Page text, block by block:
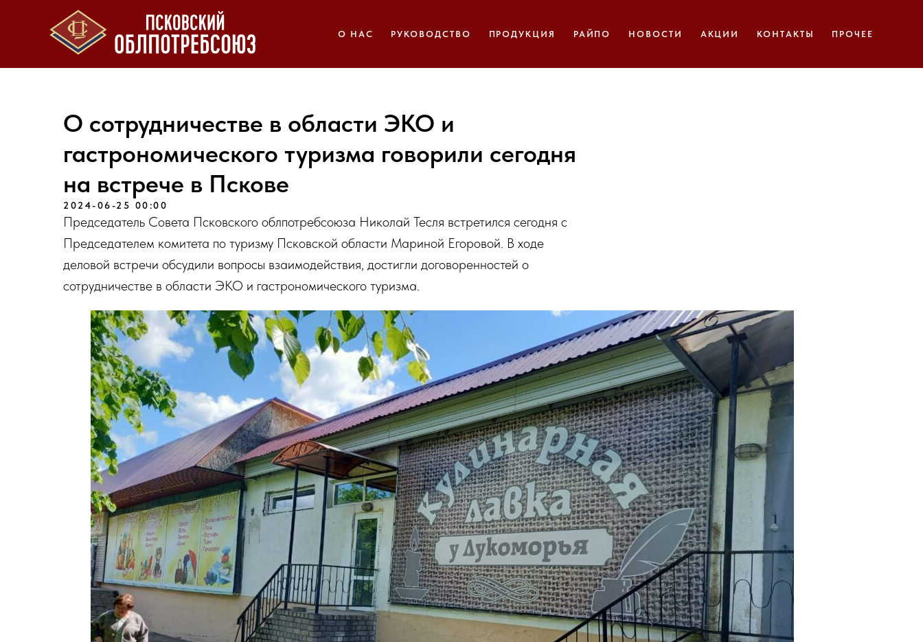
О НАС РУКОВОДСТВО ПРОДУКЦИЯ РАЙПО НОВОСТИ АКЦИИ КОНТАКТЫ ПРОЧЕЕ
О сотрудничестве в области ЭКО и
гастрономического туризма говорили сегодня
на встрече в Пскове
2024-06-25 00:00
Председатель Совета Псковского облпотребсоюза Николай Тесля встретился сегодня с
Председателем комитета по туризму Псковской области Мариной Егоровой. В ходе
деловой встречи обсудили вопросы взаимодействия, достигли договоренностей о
сотрудничестве в области ЭКО и гастрономического туризма.